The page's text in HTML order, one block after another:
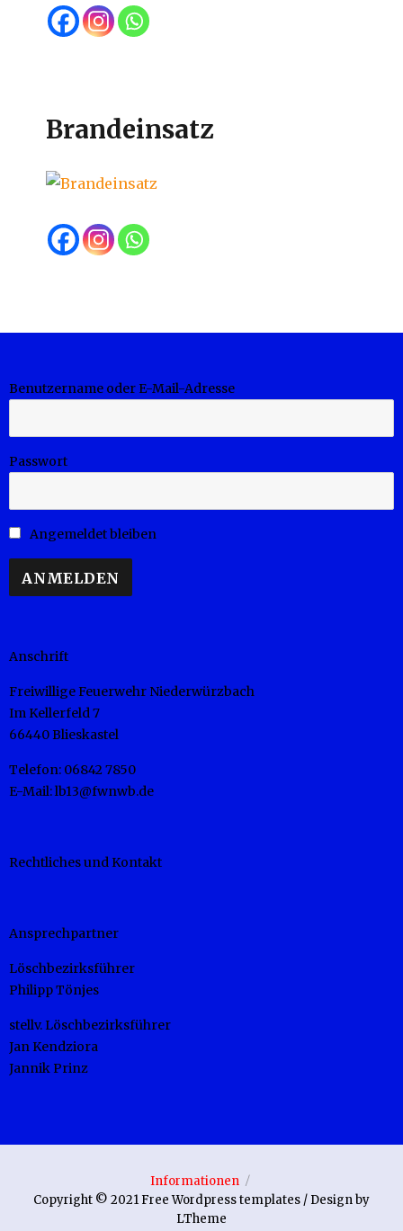
Brandeinsatz
Benutzername oder E-Mail-Adresse
Passwort
Angemeldet bleiben
Anschrift
Freiwillige Feuerwehr Niederwürzbach
Im Kellerfeld 7
66440 Blieskastel
Telefon: 06842 7850
E-Mail: lb13@fwnwb.de
Rechtliches und Kontakt
Ansprechpartner
Löschbezirksführer
Philipp Tönjes
stellv. Löschbezirksführer
Jan Kendziora
Jannik Prinz
Informationen
Copyright © 2021 Free Wordpress templates / Design by
LTheme